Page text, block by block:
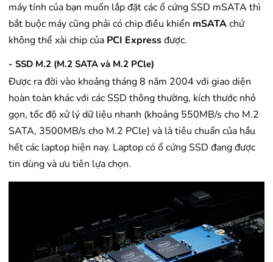
máy tính của bạn muốn lắp đặt các ổ cứng SSD mSATA thì
bắt buộc máy cũng phải có chip điều khiển mSATAchứ
không thể xài chip của PCI Expressđược.
- SSD M.2 (M.2 SATA và M.2 PCle)
Được ra đời vào khoảng tháng 8 năm 2004 với giao diện
hoàn toàn khác với các SSD thông thường, kích thước nhỏ
gọn, tốc độ xử lý dữ liệu nhanh (khoảng 550MB/s cho M.2
SATA, 3500MB/s cho M.2 PCle) và là tiêu chuẩn của hầu
hết các laptop hiện nay. Laptop có ổ cứng SSD đang được
tin dùng và ưu tiên lựa chọn.